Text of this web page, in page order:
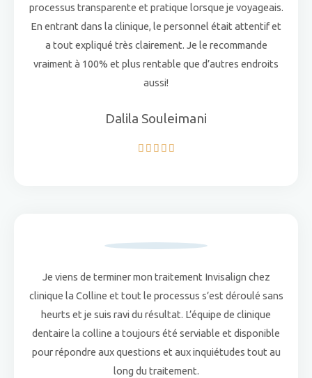
processus transparente et pratique lorsque je voyageais.
En entrant dans la clinique, le personnel était attentif et
a tout expliqué très clairement. Je le recommande
vraiment à 100% et plus rentable que d’autres endroits
aussi!
Dalila Souleimani
    5/5
Je viens de terminer mon traitement Invisalign chez
clinique la Colline et tout le processus s’est déroulé sans
heurts et je suis ravi du résultat. L’équipe de clinique
dentaire la colline a toujours été serviable et disponible
pour répondre aux questions et aux inquiétudes tout au
long du traitement.